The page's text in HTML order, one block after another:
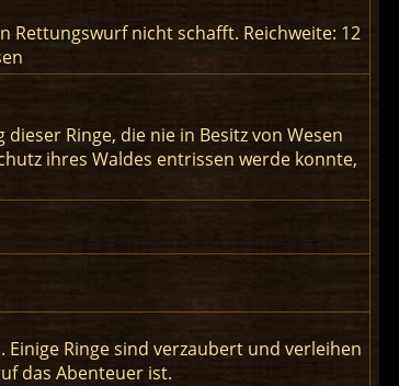
Rettungswurf nicht schafft. Reichweite: 12
Ringe, die nie in Besitz von Wesen
ihres Waldes entrissen werde konnte,
Ringe sind verzaubert und verleihen
das Abenteuer ist.